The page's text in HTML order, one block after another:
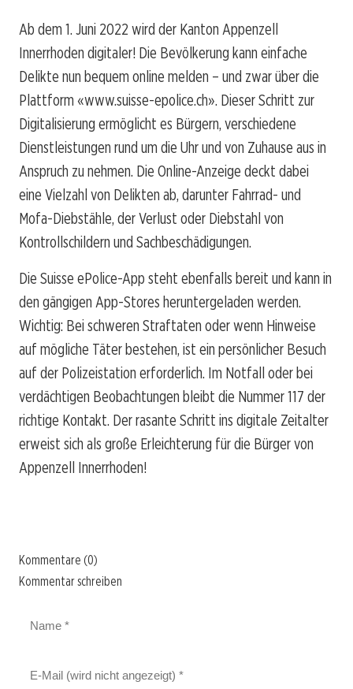
Ab dem 1. Juni 2022 wird der Kanton Appenzell
Innerrhoden digitaler! Die Bevölkerung kann einfache
Delikte nun bequem online melden – und zwar über die
Plattform «www.suisse-epolice.ch». Dieser Schritt zur
Digitalisierung ermöglicht es Bürgern, verschiedene
Dienstleistungen rund um die Uhr und von Zuhause aus in
Anspruch zu nehmen. Die Online-Anzeige deckt dabei
eine Vielzahl von Delikten ab, darunter Fahrrad- und
Mofa-Diebstähle, der Verlust oder Diebstahl von
Kontrollschildern und Sachbeschädigungen.
Die Suisse ePolice-App steht ebenfalls bereit und kann in
den gängigen App-Stores heruntergeladen werden.
Wichtig: Bei schweren Straftaten oder wenn Hinweise
auf mögliche Täter bestehen, ist ein persönlicher Besuch
auf der Polizeistation erforderlich. Im Notfall oder bei
verdächtigen Beobachtungen bleibt die Nummer 117 der
richtige Kontakt. Der rasante Schritt ins digitale Zeitalter
erweist sich als große Erleichterung für die Bürger von
Appenzell Innerrhoden!
Kommentare (0)
Kommentar schreiben